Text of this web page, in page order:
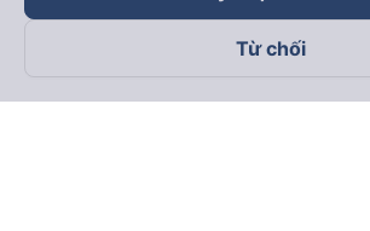
Theo dõi chúng tôi trên
Từ chối